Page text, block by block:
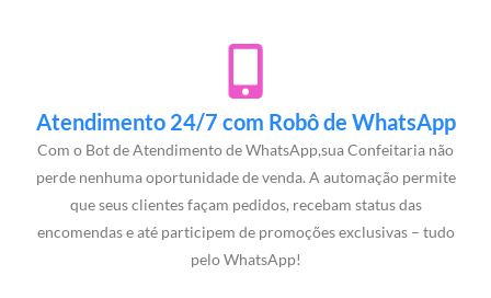
Atendimento 24/7 com Robô de WhatsApp
Com o Bot de Atendimento de WhatsApp,sua Confeitaria não
perde nenhuma oportunidade de venda. A automação permite
que seus clientes façam pedidos, recebam status das
encomendas e até participem de promoções exclusivas – tudo
pelo WhatsApp!